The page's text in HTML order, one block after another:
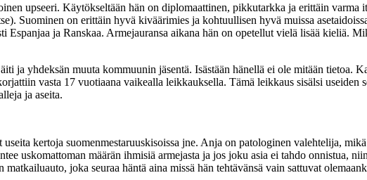
upseeri. Käytökseltään hän on diplomaattinen, pikkutarkka ja erittäin varma
Suominen on erittäin hyvä kiväärimies ja kohtuullisen hyvä muissa
Espanjaa ja Ranskaa. Armejauransa aikana hän on opetellut vielä lisää kieliä.
ja yhdeksän muuta kommuunin jäsentä. Isästään hänellä ei ole mitään tietoa.
vasta 17 vuotiaana vaikealla leikkauksella. Tämä leikkaus sisälsi useiden
ja aseita.
kertoja suomenmestaruuskisoissa jne. Anja on patologinen valehtelija,
uskomattoman määrän ihmisiä armejasta ja jos joku asia ei tahdo onnistua,
joka seuraa häntä aina missä hän tehtävänsä vain sattuvat